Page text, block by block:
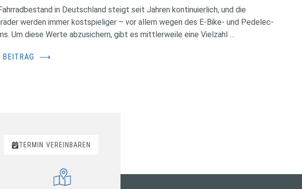
in Deutschland steigt seit Jahren kontinuierlich, und die
werden immer kostspieliger – vor allem wegen des E-Bike- und Pedelec-
Um diese Werte abzusichern, gibt es mittlerweile eine Vielzahl …
BEITRAG ⟶
TERMIN VEREINBAREN